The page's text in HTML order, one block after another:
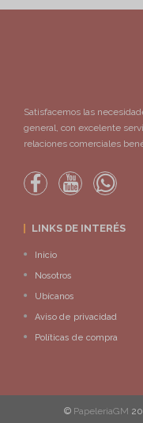
Satisfacemos las
general, con excelente
relaciones comerciales
LINKS DE INTERÉS
Inicio
Nosotros
Ubícanos
Aviso de privacidad
Políticas de compra
© PapeleriaGM